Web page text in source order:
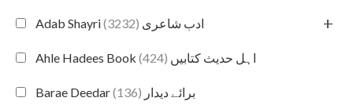
Adab Shayri ادب شاعری (3232) +
Ahle Hadees Book اہل حدیث کتابیں (424)
Barae Deedar برائے دیدار (136)